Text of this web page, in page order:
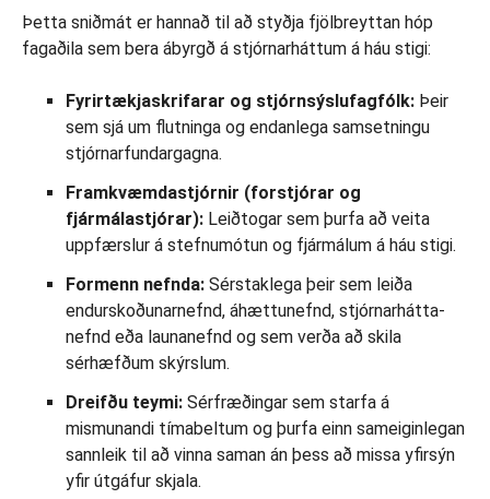
Þetta sniðmát er hannað til að styðja fjölbreyttan hóp
fagaðila sem bera ábyrgð á stjórnarháttum á háu stigi:
Fyrirtækjaskrifarar og stjórnsýslufagfólk: Þeir
sem sjá um flutninga og endanlega samsetningu
stjórnarfundargagna.
Framkvæmdastjórnir (forstjórar og
fjármálastjórar): Leiðtogar sem þurfa að veita
uppfærslur á stefnumótun og fjármálum á háu stigi.
Formenn nefnda: Sérstaklega þeir sem leiða
endurskoðunarnefnd, áhættunefnd, stjórnarhátta­
nefnd eða launanefnd og sem verða að skila
sérhæfðum skýrslum.
Dreifðu teymi: Sérfræðingar sem starfa á
mismunandi tímabeltum og þurfa einn sameiginlegan
sannleik til að vinna saman án þess að missa yfirsýn
yfir útgáfur skjala.